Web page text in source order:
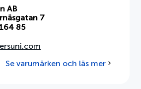
AB
7
164 85
Se varumärken och läs mer
om